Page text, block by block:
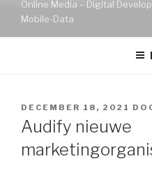
Online Media – Digital
Mobile-Data
GEPLAATST
OP
DECEMBER 18, 2021
Audify nieuwe